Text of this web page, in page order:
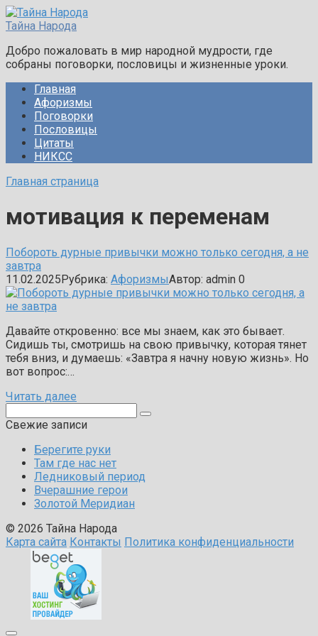
Перейти
к
Тайна Народа
Добро пожаловать в мир народной мудрости, где
собраны поговорки, пословицы и жизненные уроки.
Главная
Афоризмы
Поговорки
Пословицы
Цитаты
НИКСС
Главная страница
мотивация к переменам
Побороть дурные привычки можно только сегодня, а не
завтра
11.02.2025Рубрика: АфоризмыАвтор: admin 0
Давайте откровенно: все мы знаем, как это бывает.
Сидишь ты, смотришь на свою привычку, которая тянет
тебя вниз, и думаешь: «Завтра я начну новую жизнь». Но
вот вопрос:…
Читать далее
Свежие записи
Берегите руки
Там где нас нет
Ледниковый период
Вчерашние герои
Золотой Меридиан
© 2026 Тайна Народа
Карта сайта Контакты Политика конфиденциальности